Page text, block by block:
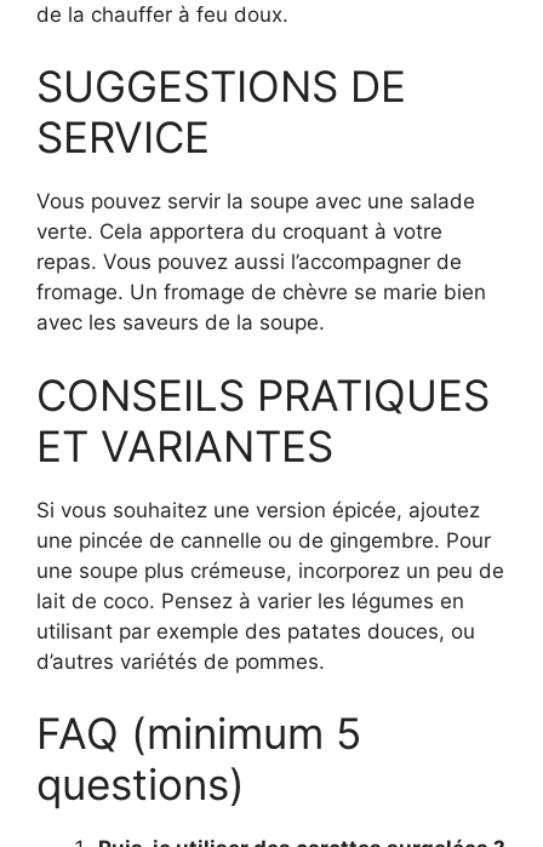
de la chauffer à feu doux.
SUGGESTIONS DE
SERVICE
Vous pouvez servir la soupe avec une salade
verte. Cela apportera du croquant à votre
repas. Vous pouvez aussi l’accompagner de
fromage. Un fromage de chèvre se marie bien
avec les saveurs de la soupe.
CONSEILS PRATIQUES
ET VARIANTES
Si vous souhaitez une version épicée, ajoutez
une pincée de cannelle ou de gingembre. Pour
une soupe plus crémeuse, incorporez un peu de
lait de coco. Pensez à varier les légumes en
utilisant par exemple des patates douces, ou
d’autres variétés de pommes.
FAQ (minimum 5
questions)